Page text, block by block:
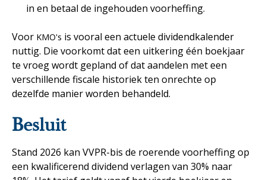
in en betaal de ingehouden voorheffing.
Voor KMO's is vooral een actuele dividendkalender
nuttig. Die voorkomt dat een uitkering één boekjaar
te vroeg wordt gepland of dat aandelen met een
verschillende fiscale historiek ten onrechte op
dezelfde manier worden behandeld.
Besluit
Stand 2026 kan VVPR-bis de roerende voorheffing op
een kwalificerend dividend verlagen van 30% naar